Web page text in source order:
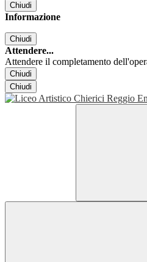
Chiudi
Informazione
Chiudi
Attendere...
Attendere il completamento
Chiudi
Chiudi